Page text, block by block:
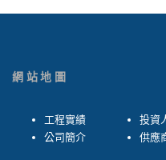
網站地圖
工程實績
公司簡介
投資
供應